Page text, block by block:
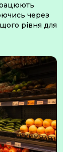
через
рівня для